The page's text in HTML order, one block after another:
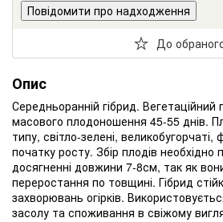
Повідомити про надходження
До
Опис
Середньоранній гібрид. Вегетаційний
масового плодоношення 45-55 днів.
типу, світло-зелені,
початку росту. Збір плодів необхідно
досягненні довжини 7-8см, так як
переростання по товщині. Гібрид
захворювань огірків.
засолу та споживання в свіжому